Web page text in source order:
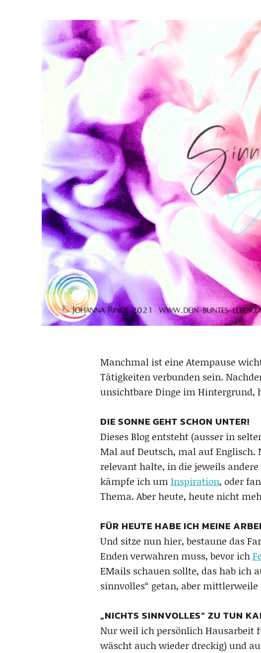
Manchmal ist eine Atempause
Tätigkeiten verbunden sein.
unsichtbare Dinge im Hintergrund,
DIE SONNE GEHT SCHON UNTER!
Dieses Blog entsteht (ausser in
Mal auf Deutsch, mal auf Englisch.
relevant halte, in die jeweils
kämpfe ich umInspiration, oder
Thema. Aber heute, heute nicht
FÜR HEUTE HABE ICH MEINE
Und sitze nun hier, bestaune das
Enden verwahren muss, bevor ich
EMails schauen sollte, das hab ich
sinnvolles“ getan, aber
„NICHTS SINNVOLLES“ ZU TUN
Nur weil ich persönlich Hausarbeit
wäscht auch wieder dreckig) und